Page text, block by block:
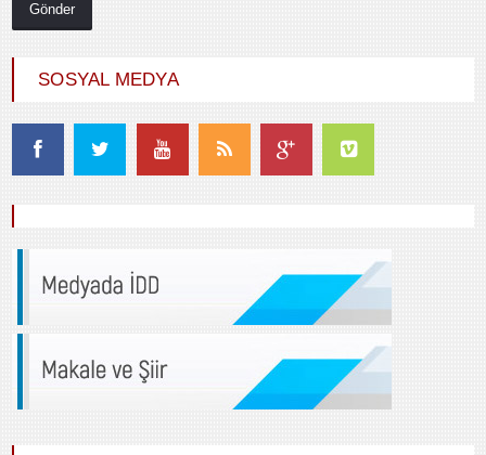
SOSYAL MEDYA
Durdu GÜNEŞ
HİÇ KARŞILIK BEKLEMEDEN İYİLİK